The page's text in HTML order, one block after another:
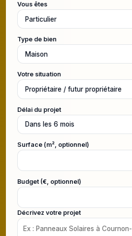
Vous êtes
Type de bien
Votre situation
Délai du projet
Surface (m², optionnel)
Budget (€, optionnel)
Décrivez votre projet